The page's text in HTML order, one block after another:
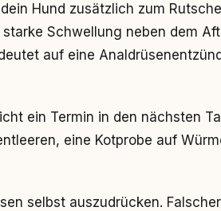
Hund zusätzlich zum
Schwellung neben dem
auf eine
ein Termin in den nächsten
eine Kotprobe auf
selbst auszudrücken.